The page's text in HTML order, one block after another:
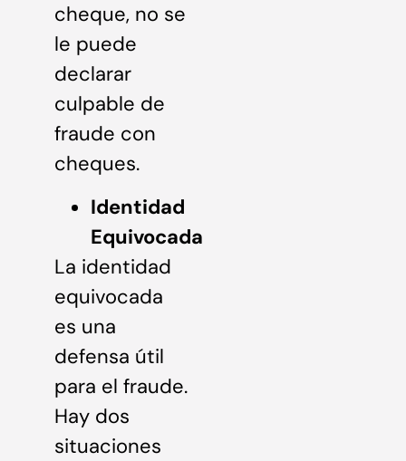
cheque, no se
le puede
declarar
culpable de
fraude con
cheques.
Identidad
Equivocada
La identidad
equivocada
es una
defensa útil
para el fraude.
Hay dos
situaciones